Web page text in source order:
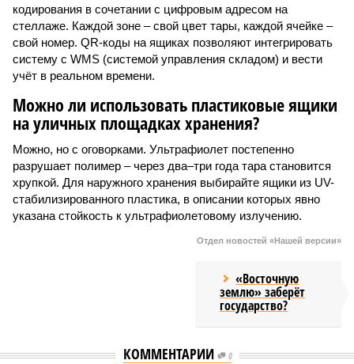
кодирования в сочетании с цифровым адресом на
стеллаже. Каждой зоне – свой цвет тары, каждой ячейке –
свой номер. QR-коды на ящиках позволяют интегрировать
систему с WMS (системой управления складом) и вести
учёт в реальном времени.
Можно ли использовать пластиковые ящики
на уличных площадках хранения?
Можно, но с оговорками. Ультрафиолет постепенно
разрушает полимер – через два–три года тара становится
хрупкой. Для наружного хранения выбирайте ящики из UV-
стабилизированного пластика, в описании которых явно
указана стойкость к ультрафиолетовому излучению.
Отдел новостей «Нашей версии»
«Восточную
землю» заберёт
государство?
КОММЕНТАРИИ 0